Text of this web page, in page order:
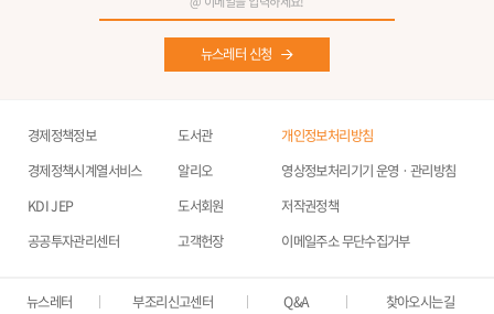
뉴스레터 신청
경제정책정보
경제정책시계열서비스
KDI JEP
공공투자관리센터
도서관
알리오
도서회원
고객헌장
개인정보처리방침
영상정보처리기기 운영ㆍ관리방침
저작권정책
이메일주소 무단수집거부
뉴스레터 부조리신고센터 Q&A 찾아오시는길